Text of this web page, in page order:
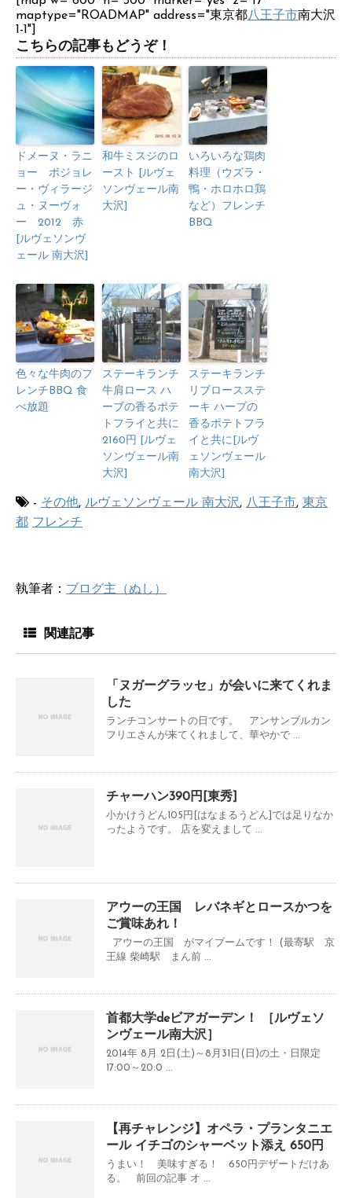
maptype="ROADMAP" address="東京都八王子市南大沢
1-1"]
こちらの記事もどうぞ！
ドメーヌ・ラニ
ョー ボジョレ
ー・ヴィラージ
ュ・ヌーヴォ
ー 2012 赤
[ルヴェソンヴ
ェール 南大沢]
和牛ミスジのロ
ースト [ルヴェ
ソンヴェール南
大沢]
いろいろな鶏肉
料理（ウズラ・
鴨・ホロホロ鶏
など）フレンチ
BBQ
色々な牛肉のフ
レンチBBQ 食
べ放題
ステーキランチ
牛肩ロース ハ
ーブの香るポテ
トフライと共に
2160円 [ルヴェ
ソンヴェール南
大沢]
ステーキランチ
リブロースステ
ーキ ハーブの
香るポテトフラ
イと共に[ルヴ
ェソンヴェール
南大沢]
- その他, ルヴェソンヴェール 南大沢, 八王子市, 東京
都 フレンチ
執筆者： ブログ主（ぬし）
関連記事
「ヌガーグラッセ」が会いに来てくれま
した
ランチコンサートの日です。 アンサンブルカン
フリエさんが来てくれまして、華やかで ...
チャーハン390円[東秀]
小かけうどん105円[はなまるうどん]では足りなか
ったようです。 店を変えまして ...
アウーの王国 レバネギとロースかつを
ご賞味あれ！
アウーの王国 がマイブームです！ (最寄駅 京
王線 柴崎駅 まん前 ...
首都大学deビアガーデン！ ［ルヴェソ
ンヴェール南大沢］
2014年 8月 2日(土)～8月31日(日)の土・日限定
17:00～20:0 ...
【再チャレンジ】オペラ・プランタニエ
ール イチゴのシャーベット添え 650円
うまい！ 美味すぎる！ 650円デザートだけあ
る。 前回の記事 オ ...